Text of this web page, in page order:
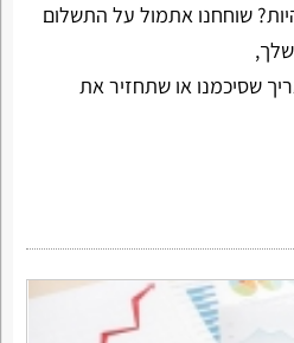
שוחחנו אתמול על התשלום
שסיכמנו או שתחזיר את